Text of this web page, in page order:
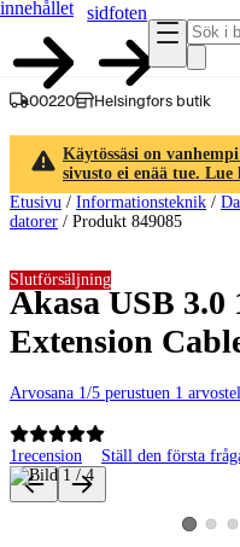
innehållet
sidfoten
00220 Helsingfors butik
Käytössäsi on
sivusto ei enää tue. Lue
Etusivu / Informationsteknik /
datorer / Produkt 849085
Akasa USB
Extension
Arvosana 1/5 perustuen 1
1recension Ställ den första
Slutförsäljning
Produktbilder och
VisaVisa